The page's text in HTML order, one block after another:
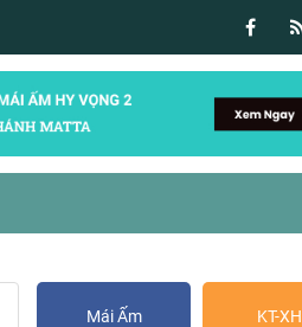
Mái Ấm KT-XH